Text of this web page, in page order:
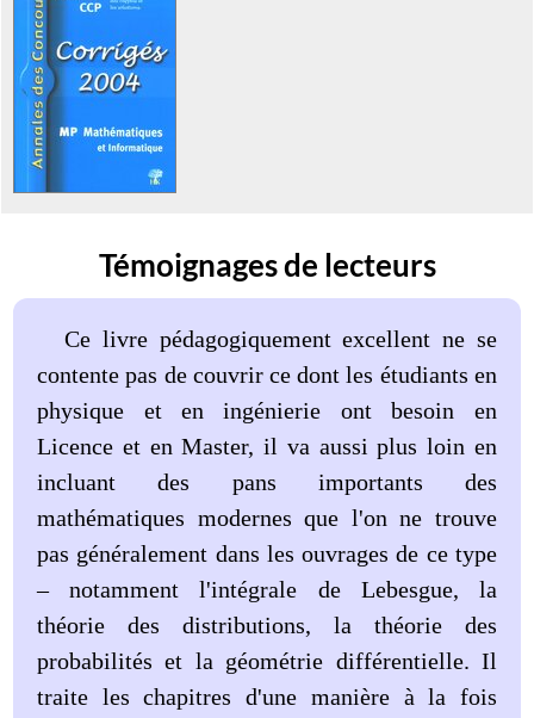
Témoignages de lecteurs
Ce livre pédagogiquement excellent ne se
contente pas de couvrir ce dont les étudiants en
physique et en ingénierie ont besoin en
Licence et en Master, il va aussi plus loin en
incluant des pans importants des
mathématiques modernes que l'on ne trouve
pas généralement dans les ouvrages de ce type
– notamment l'intégrale de Lebesgue, la
théorie des distributions, la théorie des
probabilités et la géométrie différentielle. Il
traite les chapitres d'une manière à la fois